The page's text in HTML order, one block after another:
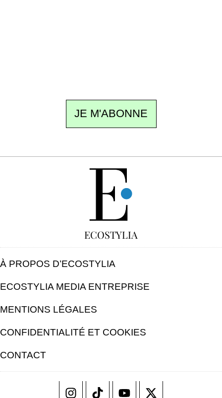
JE M'ABONNE
ECOSTYLIA
À PROPOS D’ECOSTYLIA
ECOSTYLIA MEDIA ENTREPRISE
MENTIONS LÉGALES
CONFIDENTIALITÉ ET COOKIES
CONTACT